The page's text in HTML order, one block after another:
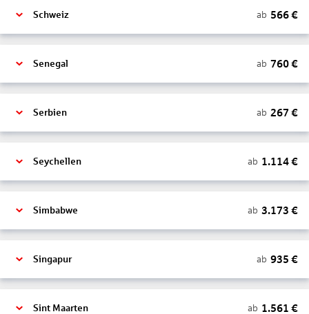
Schweiz ab 566€
Senegal ab 760€
Serbien ab 267 €
Seychellen ab 1.114€
Simbabwe ab 3.173 €
Singapur ab 935 €
Sint Maarten ab 1.561 €